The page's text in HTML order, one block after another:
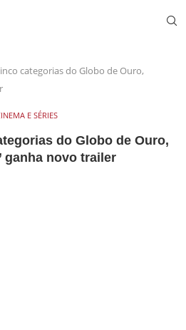
categorias do Globo de Ouro,
E SÉRIES
do Globo de Ouro,
ganha novo trailer